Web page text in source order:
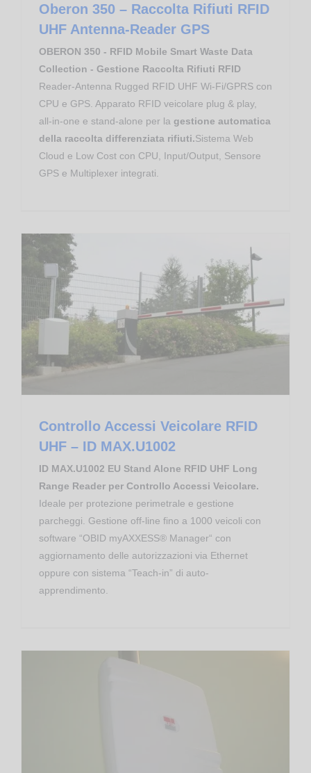
Oberon 350 – Raccolta Rifiuti RFID
UHF Antenna-Reader GPS
OBERON 350 - RFID Mobile Smart Waste Data
Collection - Gestione Raccolta Rifiuti RFID
Reader-Antenna Rugged RFID UHF Wi-Fi/GPRS con
CPU e GPS. Apparato RFID veicolare plug & play,
all-in-one e stand-alone per la gestione automatica
della raccolta differenziata rifiuti.Sistema Web
Cloud e Low Cost con CPU, Input/Output, Sensore
GPS e Multiplexer integrati.
Controllo Accessi Veicolare RFID
UHF – ID MAX.U1002
ID MAX.U1002 EU Stand Alone RFID UHF Long
Range Reader per Controllo Accessi Veicolare.
Ideale per protezione perimetrale e gestione
parcheggi. Gestione off-line fino a 1000 veicoli con
software “OBID myAXXESS® Manager“ con
aggiornamento delle autorizzazioni via Ethernet
oppure con sistema “Teach-in” di auto-
apprendimento.